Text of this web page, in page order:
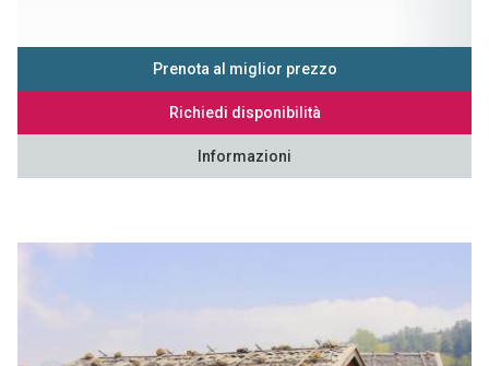
Prenota al miglior prezzo
Richiedi disponibilità
Informazioni